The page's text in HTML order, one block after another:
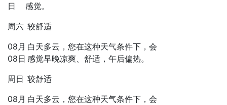
日
感觉。
周六
08月
08日
较舒适
白天多云，您在这种天气条件下，会
感觉早晚凉爽、舒适，午后偏热。
周日
08月
较舒适
白天多云，您在这种天气条件下，会